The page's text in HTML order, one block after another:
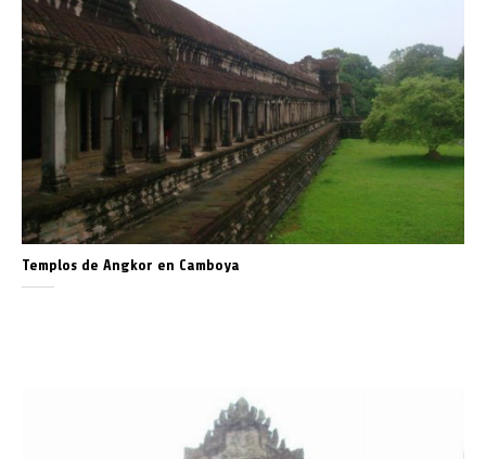
Templos de Angkor en Camboya